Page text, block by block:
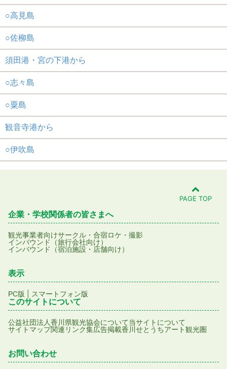
○高見島
○佐柳島
須田港・宮の下港から
○志々島
○粟島
観音寺港から
○伊吹島
PAGE TOP
企業・学校関係者の皆さまへ
観光事業者向けサークル・合宿ロケ・撮影
インバウンド（旅行会社向け）
インバウンド（宿泊施設・店舗向け）
表示
PC版 スマートフォン版
このサイトについて
公益社団法人香川県観光協会について当サイトについて
サイトマップ関連リンク集広告掲載香川せとうちアート観光圏
お問い合わせ